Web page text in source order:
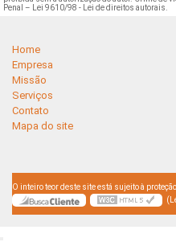
Penal –
Lei 9610/98 - Lei de direitos autorais
Home
Empresa
Missão
Serviços
Contato
Mapa do site
O inteiro teor deste site está sujeito à